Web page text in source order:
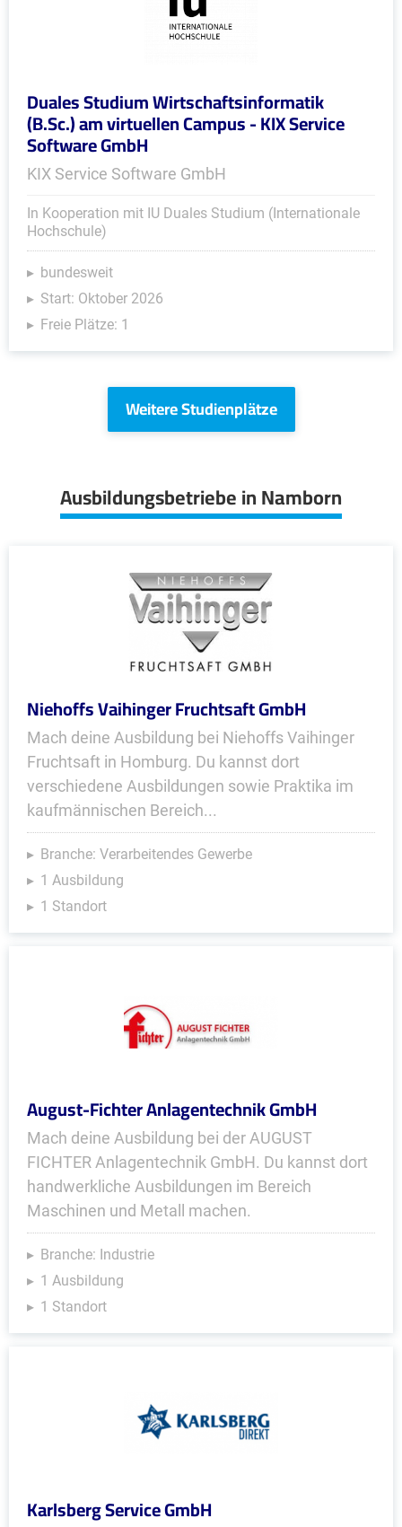
Duales Studium Wirtschaftsinformatik
(B.Sc.) am virtuellen Campus - KIX Service
Software GmbH
KIX Service Software GmbH
In Kooperation mit IU Duales Studium (Internationale
Hochschule)
bundesweit
Start: Oktober 2026
Freie Plätze: 1
Weitere Studienplätze
Ausbildungsbetriebe in Namborn
Niehoffs Vaihinger Fruchtsaft GmbH
Mach deine Ausbildung bei Niehoffs Vaihinger
Fruchtsaft in Homburg. Du kannst dort
verschiedene Ausbildungen sowie Praktika im
kaufmännischen Bereich...
Branche: Verarbeitendes Gewerbe
1 Ausbildung
1 Standort
August-Fichter Anlagentechnik GmbH
Mach deine Ausbildung bei der AUGUST
FICHTER Anlagentechnik GmbH. Du kannst dort
handwerkliche Ausbildungen im Bereich
Maschinen und Metall machen.
Branche: Industrie
1 Ausbildung
1 Standort
Karlsberg Service GmbH